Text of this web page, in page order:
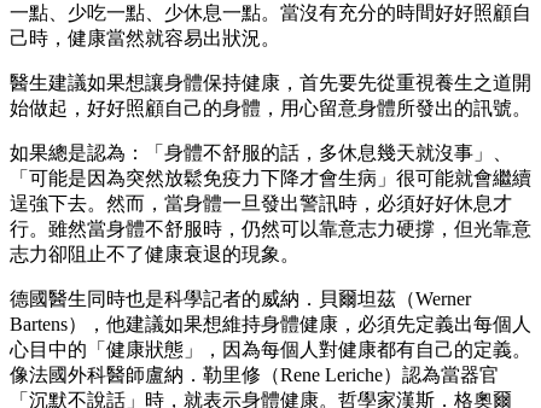
一點、少吃一點、少休息一點。當沒有充分的時間好好照顧自
己時，健康當然就容易出狀況。
醫生建議如果想讓身體保持健康，首先要先從重視養生之道開
始做起，好好照顧自己的身體，用心留意身體所發出的訊號。
如果總是認為：「身體不舒服的話，多休息幾天就沒事」、
「可能是因為突然放鬆免疫力下降才會生病」很可能就會繼續
逞強下去。然而，當身體一旦發出警訊時，必須好好休息才
行。雖然當身體不舒服時，仍然可以靠意志力硬撐，但光靠意
志力卻阻止不了健康衰退的現象。
德國醫生同時也是科學記者的威納．貝爾坦茲（Werner
Bartens），他建議如果想維持身體健康，必須先定義出每個人
心目中的「健康狀態」，因為每個人對健康都有自己的定義。
像法國外科醫師盧納．勒里修（Rene Leriche）認為當器官
「沉默不說話」時，就表示身體健康。哲學家漢斯．格奧爾